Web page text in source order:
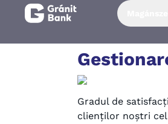
Magánszemélyeknek
Gradul de
clienților noștri cel